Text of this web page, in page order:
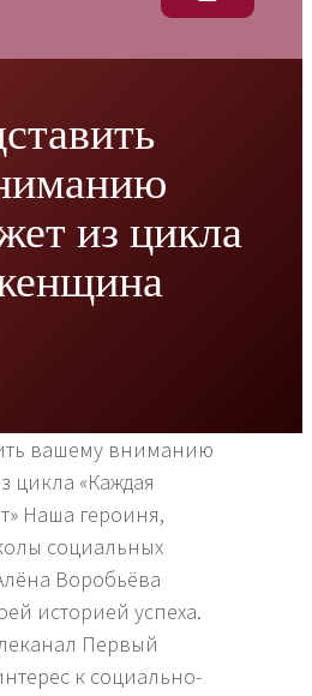
из цикла
вашему вниманию
цикла «Каждая
Наша героиня,
социальных
Воробьёва
историей успеха.
Первый
к социально-